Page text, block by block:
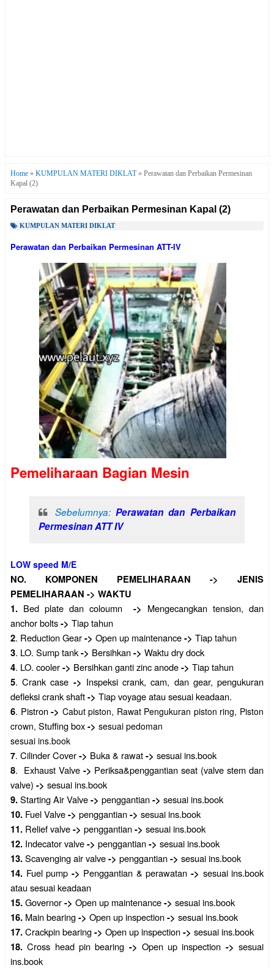
Home » KUMPULAN MATERI DIKLAT» Perawatan dan Perbaikan Permesinan
Kapal (2)
Perawatan dan Perbaikan Permesinan Kapal (2)
KUMPULAN MATERI DIKLAT
Perawatan dan Perbaikan Permesinan ATT-IV
Pemeliharaan Bagian Mesin
Sebelumnya: Perawatan dan Perbaikan
Permesinan ATT IV
LOW speed M/E
NO. KOMPONEN PEMELIHARAAN ->
JENIS
PEMELIHARAAN -> WAKTU
1. Bed plate dan coloumn -> Mengecangkan tension, dan
anchor bolts-> Tiap tahun
2. Reduction Gear-> Open up maintenance-> Tiap tahun
3. LO. Sump tank-> Bersihkan-> Waktu dry dock
4. LO. cooler-> Bersihkan ganti zinc anode-> Tiap tahun
5.Crank case -> Inspeksi crank, cam, dan gear, pengukuran
defleksi crank shaft-> Tiap voyage atau sesuai keadaan.
6. Pistron-> Cabut piston, Rawat Pengukuran piston ring, Piston
crown, Stuffing box-> sesuai pedoman
sesuai ins.book
7. Cilinder Cover-> Buka & rawat-> sesuai ins.book
8. Exhaust Valve -> Periksa&penggantian seat (valve stem dan
valve) -> sesuai ins.book
9.Starting Air Valve-> penggantian-> sesuai ins.book
10. Fuel Valve-> penggantian-> sesuai ins.book
11. Relief valve-> penggantian-> sesuai ins.book
12. Indecator valve-> penggantian-> sesuai ins.book
13.Scavenging air valve-> penggantian-> sesuai ins.book
14. Fuel pump -> Penggantian & perawatan -> sesuai ins.book
atau sesuai keadaan
15.Governor-> Open up maintenance-> sesuai ins.book
16. Main bearing-> Open up inspection-> sesuai ins.book
17.Crackpin bearing-> Open up inspection-> sesuai ins.book
18.Cross head pin bearing -> Open up inspection ->sesuai
ins.book